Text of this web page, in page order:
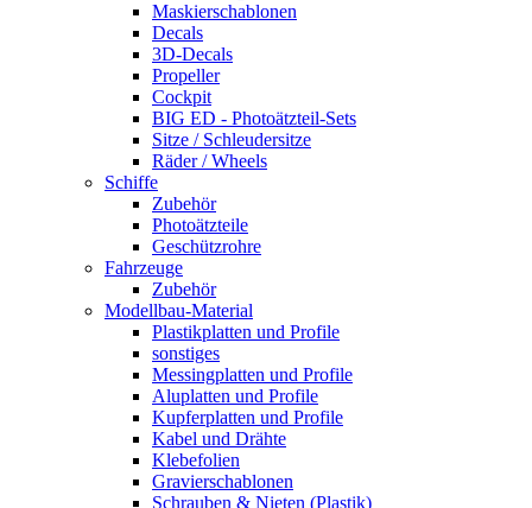
Maskierschablonen
Decals
3D-Decals
Propeller
Cockpit
BIG ED - Photoätzteil-Sets
Sitze / Schleudersitze
Räder / Wheels
Schiffe
Zubehör
Photoätzteile
Geschützrohre
Fahrzeuge
Zubehör
Modellbau-Material
Plastikplatten und Profile
sonstiges
Messingplatten und Profile
Aluplatten und Profile
Kupferplatten und Profile
Kabel und Drähte
Klebefolien
Gravierschablonen
Schrauben & Nieten (Plastik)